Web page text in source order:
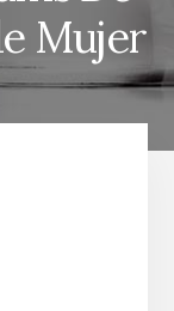
Mujer